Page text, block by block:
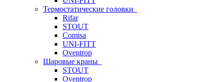
Термостатические головки
Rifar
STOUT
Comisa
UNI-FITT
Oventrop
Шаровые краны
STOUT
Oventrop